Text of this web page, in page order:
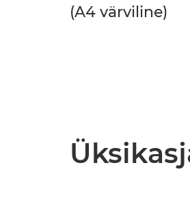
(A4 värviline)